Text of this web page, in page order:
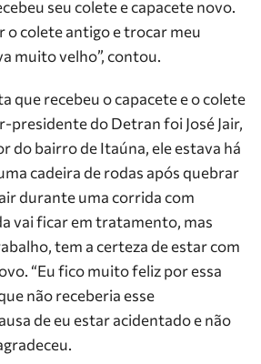
seu colete e capacete novo.
o colete antigo e trocar meu
muito velho”, contou.
que recebeu o capacete e o colete
presidente do Detran foi José Jair,
do bairro de Itaúna, ele estava há
cadeira de rodas após quebrar
durante uma corrida com
vai ficar em tratamento, mas
tem a certeza de estar com
“Eu fico muito feliz por essa
não receberia esse
de eu estar acidentado e não